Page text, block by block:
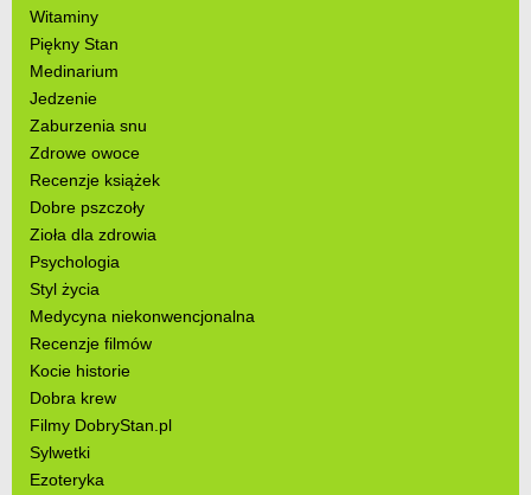
Witaminy
Piękny Stan
Medinarium
Jedzenie
Zaburzenia snu
Zdrowe owoce
Recenzje książek
Dobre pszczoły
Zioła dla zdrowia
Psychologia
Styl życia
Medycyna niekonwencjonalna
Recenzje filmów
Kocie historie
Dobra krew
Filmy DobryStan.pl
Sylwetki
Ezoteryka